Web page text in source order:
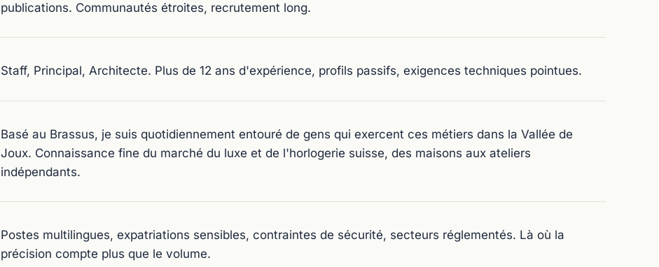
publications. Communautés étroites, recrutement long.
Staff, Principal, Architecte. Plus de 12 ans d'expérience, profils passifs, exigences techniques pointues.
Basé au Brassus, je suis quotidiennement entouré de gens qui exercent ces métiers dans la Vallée de
Joux. Connaissance fine du marché du luxe et de l'horlogerie suisse, des maisons aux ateliers
indépendants.
Postes multilingues, expatriations sensibles, contraintes de sécurité, secteurs réglementés. Là où la
précision compte plus que le volume.